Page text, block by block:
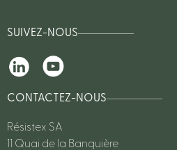
SUIVEZ-NOUS
CONTACTEZ-NOUS
Résistex SA
11 Quai de la Banquière